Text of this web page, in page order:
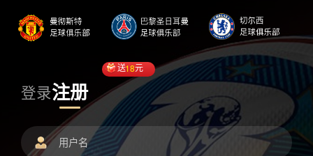
登录注册
送18元